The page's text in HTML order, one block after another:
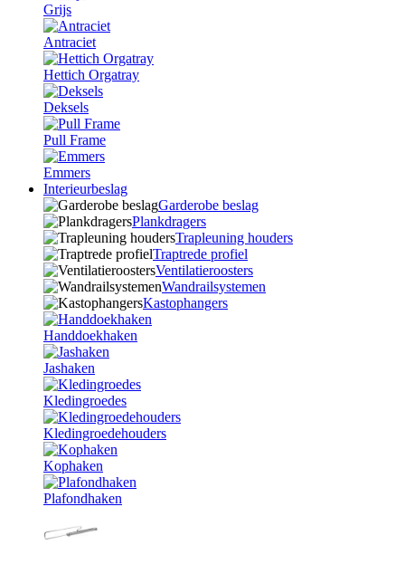
Grijs
Antraciet
Hettich Orgatray
Deksels
Pull Frame
Emmers
Interieurbeslag
Garderobe beslag
Plankdragers
Trapleuning houders
Traptrede profiel
Ventilatieroosters
Wandrailsystemen
Kastophangers
Handdoekhaken
Jashaken
Kledingroedes
Kledingroedehouders
Kophaken
Plafondhaken